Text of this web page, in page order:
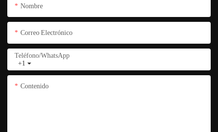
Nombre
Correo Electrónico
+1
Teléfono/WhatsApp
Contenido